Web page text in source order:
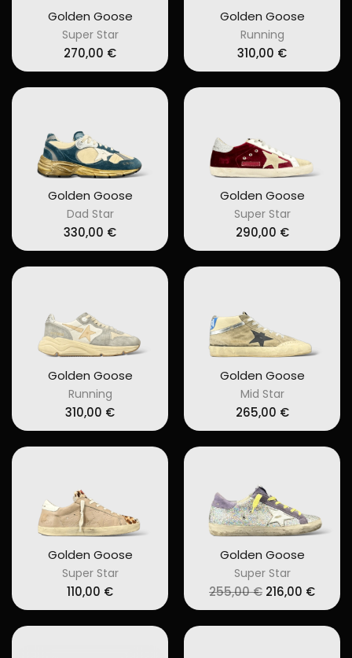
Golden Goose
Super Star
270,00 €
Golden Goose
Running
310,00 €
Golden Goose
Dad Star
330,00 €
Golden Goose
Super Star
290,00 €
Golden Goose
Running
310,00 €
Golden Goose
Mid Star
265,00 €
Golden Goose
Super Star
110,00 €
Golden Goose
Super Star
255,00€ Original
price
was:
255,00 €.
216,00 €
price
is: